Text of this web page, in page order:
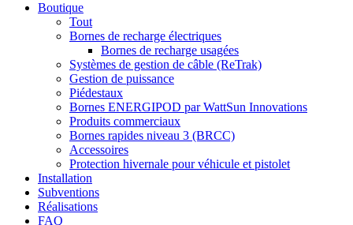
Boutique
Tout
Bornes de recharge électriques
Bornes de recharge usagées
Systèmes de gestion de câble (ReTrak)
Gestion de puissance
Piédestaux
Bornes ENERGIPOD par WattSun Innovations
Produits commerciaux
Bornes rapides niveau 3 (BRCC)
Accessoires
Protection hivernale pour véhicule et pistolet
Installation
Subventions
Réalisations
FAQ